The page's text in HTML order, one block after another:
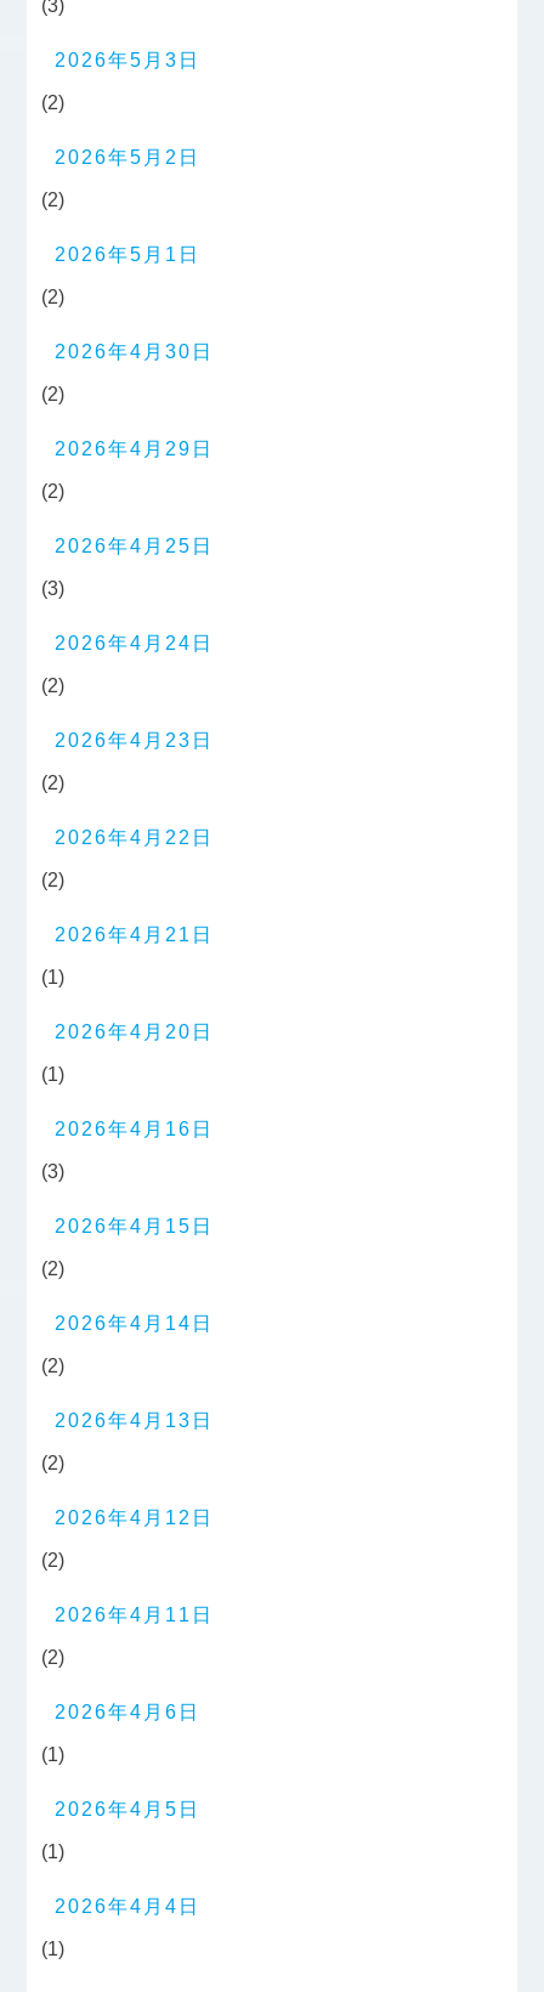
(3)
2026年5月3日
(2)
2026年5月2日
(2)
2026年5月1日
(2)
2026年4月30日
(2)
2026年4月29日
(2)
2026年4月25日
(3)
2026年4月24日
(2)
2026年4月23日
(2)
2026年4月22日
(2)
2026年4月21日
(1)
2026年4月20日
(1)
2026年4月16日
(3)
2026年4月15日
(2)
2026年4月14日
(2)
2026年4月13日
(2)
2026年4月12日
(2)
2026年4月11日
(2)
2026年4月6日
(1)
2026年4月5日
(1)
2026年4月4日
(1)